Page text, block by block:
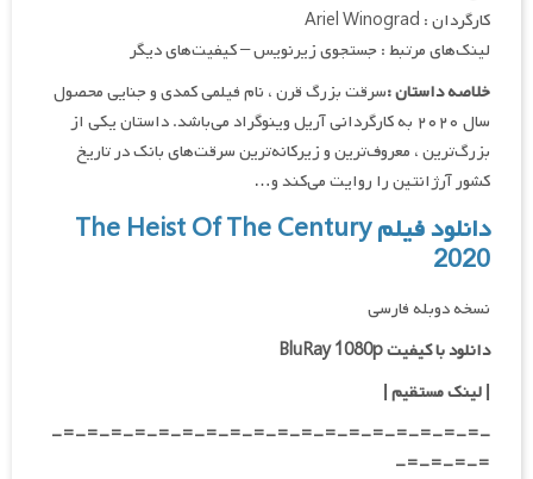
کارگردان : Ariel Winograd
لینک‌های مرتبط : جستجوی زیرنویس – کیفیت‌های دیگر
خلاصه داستان :سرقت بزرگ قرن ، نام فیلمی کمدی و جنایی محصول
سال ۲۰۲۰ به کارگردانی آریل وینوگراد می‌باشد. داستان یکی از
بزرگ‌ترین ، معروف‌ترین و زیرکانه‌ترین سرقت‌های بانک در تاریخ
کشور آرژانتین را روایت می‌کند و…
دانلود فیلم The Heist Of The Century
2020
نسخه دوبله فارسی
دانلود با کیفیت BluRay 1080p
|لینک مستقیم |
-=-=-=-=-=-=-=-=-=-=-=-=-=-=-=-=-=-=-
=-=-=-=-